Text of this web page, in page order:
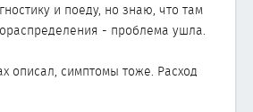
и поеду, но знаю, что там
- проблема ушла.
описал, симптомы тоже. Расход